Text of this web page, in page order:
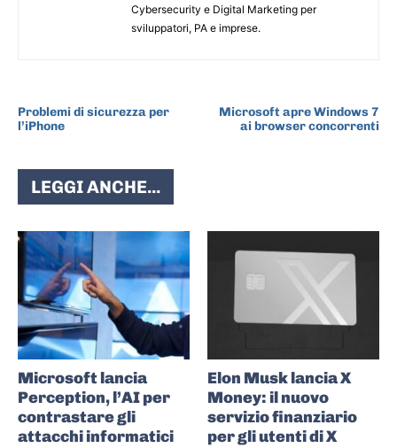
Cybersecurity e Digital Marketing per
sviluppatori, PA e imprese.
Problemi di sicurezza per
l’iPhone
Microsoft apre Windows 7
ai browser concorrenti
LEGGI ANCHE...
Microsoft lancia
Perception, l’AI per
contrastare gli
attacchi informatici
Elon Musk lancia X
Money: il nuovo
servizio finanziario
per gli utenti di X